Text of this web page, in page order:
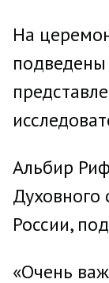
На
Альбир
Духовного
России,
«Очень